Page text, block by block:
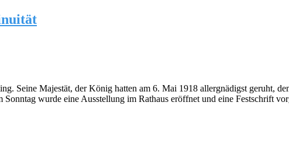
Seine Majestät, der König hatten am 6. Mai 1918 allergnädigst geruht,
wurde eine Ausstellung im Rathaus eröffnet und eine Festschrift